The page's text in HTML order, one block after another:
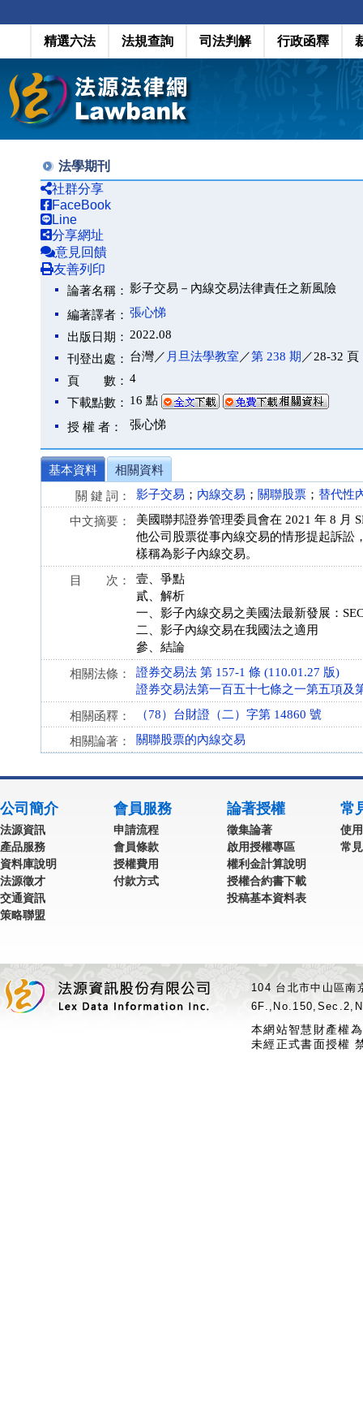
精選六法 法規查詢 司法判解 行政函釋
法學期刊
社群分享
FaceBook
Line
分享網址
意見回饋
友善列印
論著名稱： 影子交易－內線交易法律責任之新風險
編著譯者： 張心悌
出版日期： 2022.08
刊登出處： 台灣／ 月旦法學教室 ／第 238 期 ／28-32 頁
頁 數： 4
下載點數： 16 點
授 權 者： 張心悌
基本資料
相關資料
關 鍵 詞：
影子交易 ； 內線交易 ； 關聯股票 ； 替代性
中文摘要：
美國聯邦證券管理委員會在 2021 年 8 月
他公司股票從事內線交易的情形提起訴訟
樣稱為影子內線交易。
目 次：
壹、爭點
貳、解析
一、影子內線交易之美國法最新發展：
二、影子內線交易在我國法之適用
參、結論
相關法條：
證券交易法 第 157-1 條 (110.01.27 版)
證券交易法第一百五十七條之一第五項及
相關函釋： （78）台財證（二）字第 14860 號
相關論著： 關聯股票的內線交易
公司簡介
法源資訊
產品服務
資料庫說明
法源徵才
交通資訊
策略聯盟
會員服務
申請流程
會員條款
授權費用
付款方式
論著授權
徵集論著
啟用授權專區
權利金計算說明
授權合約書下載
投稿基本資料表
常
使
常
104 台北市中山區
本網站智慧財產權
未經正式書面授權